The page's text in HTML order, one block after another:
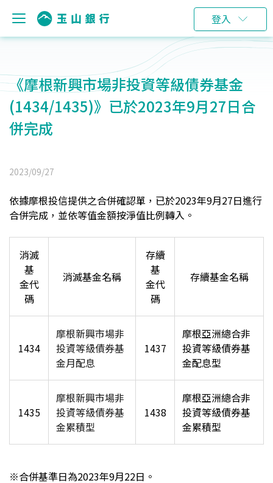
登入
《摩根新興市場非投資等級債券基金
(1434/1435)》已於2023年9月27日合
併完成
2023/09/27
依據摩根投信提供之合併確認單，已於2023年9月27日進行
合併完成， 並依等值金額按淨值比例轉入。
消滅
基
金代
碼
消滅基金名稱
存續
基
金代
碼
存續基金名稱
1434
摩根新興市場非
投資等級債券基
金月配息
1437
摩根亞洲總合非
投資等級債券基
金配息型
1435
摩根新興市場非
投資等級債券基
金累積型
1438
摩根亞洲總合非
投資等級債券基
金累積型
※合併基準日為2023年9月22日 。